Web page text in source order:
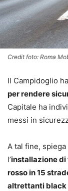
Credit foto: Roma
Il Campidoglio
per rendere
Capitale ha
messi in
A tal fine,
l’installazione di
rosso in 15
altrettanti black